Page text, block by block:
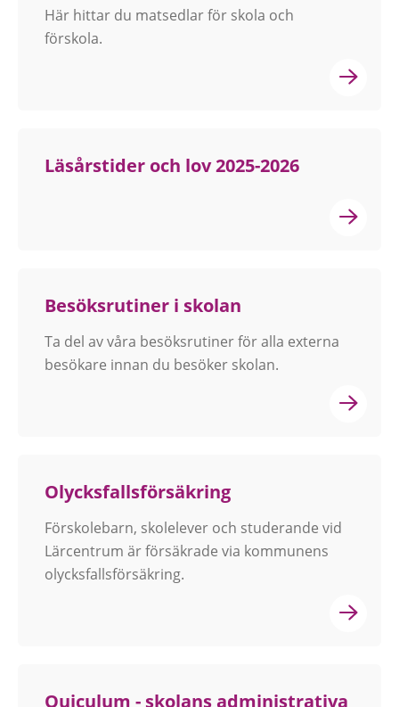
Här hittar du matsedlar för skola och
förskola.
Läsårstider och lov 2025-2026
Besöksrutiner i skolan
Ta del av våra besöksrutiner för alla externa
besökare innan du besöker skolan.
Olycksfallsförsäkring
Förskolebarn, skolelever och studerande vid
Lärcentrum är försäkrade via kommunens
olycksfallsförsäkring.
Quiculum - skolans administrativa